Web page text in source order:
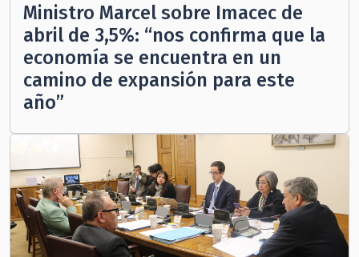
Ministro Marcel sobre Imacec de
abril de 3,5%: “nos confirma que la
economía se encuentra en un
camino de expansión para este
año”